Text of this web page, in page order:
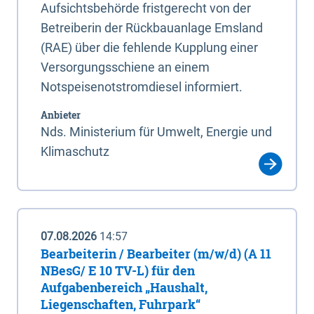
Aufsichtsbehörde fristgerecht von der
Betreiberin der Rückbauanlage Emsland
(RAE) über die fehlende Kupplung einer
Versorgungsschiene an einem
Notspeisenotstromdiesel informiert.
Anbieter
Nds. Ministerium für Umwelt, Energie und
Klimaschutz
07.08.2026 14:57
Bearbeiterin / Bearbeiter (m/w/d) (A 11
NBesG/ E 10 TV-L) für den
Aufgabenbereich „Haushalt,
Liegenschaften, Fuhrpark“